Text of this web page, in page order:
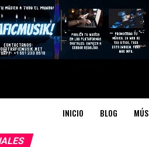
INICIO BLOG